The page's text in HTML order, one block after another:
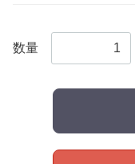
数量